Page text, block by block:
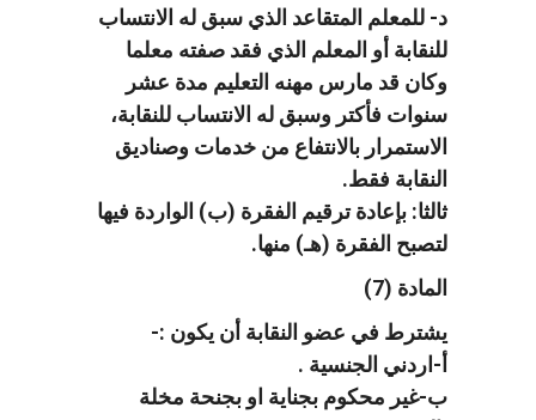
د- للمعلم المتقاعد الذي سبق له الانتساب
للنقابة أو المعلم الذي فقد صفته معلما
وكان قد مارس مهنه التعليم مدة عشر
سنوات فأكتر وسبق له الانتساب للنقابة،
الاستمرار بالانتفاع من خدمات وصناديق
النقابة فقط.
ثالثا: بإعادة ترقيم الفقرة (ب) الواردة فيها
لتصبح الفقرة (هـ) منها.
المادة (7)
يشترط في عضو النقابة أن يكون :-
أ-اردني الجنسية .
ب-غير محكوم بجناية او بجنحة مخلة